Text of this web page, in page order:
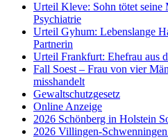
Urteil Kleve: Sohn tötet seine
Psychiatrie
Urteil Gyhum: Lebenslange
Partnerin
Urteil Frankfurt: Ehefrau aus
Fall Soest – Frau von vier
misshandelt
Gewaltschutzgesetz
Online Anzeige
2026 Schönberg in Holstein
2026 Villingen-